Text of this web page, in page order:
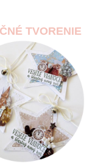
TVORENIE